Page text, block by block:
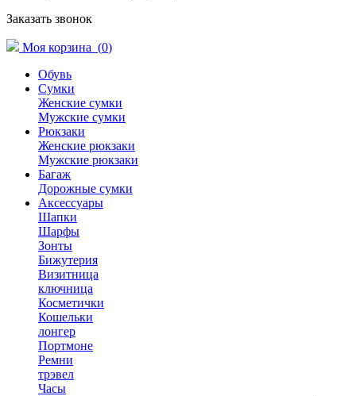
Заказать звонок
Моя корзина (0)
Обувь
Сумки
Женские сумки
Мужские сумки
Рюкзаки
Женские рюкзаки
Мужские рюкзаки
Багаж
Дорожные сумки
Аксессуары
Шапки
Шарфы
Зонты
Бижутерия
Визитница
ключница
Косметички
Кошельки
лонгер
Портмоне
Ремни
трэвел
Часы